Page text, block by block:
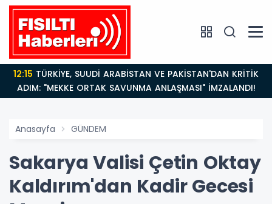
12:15
ADIM: "MEKKE ORTAK SAVUNMA ANLAŞMASI" İMZALANDI!
Anasayfa GÜNDEM
Sakarya Valisi Çetin Oktay
Kaldırım'dan Kadir Gecesi